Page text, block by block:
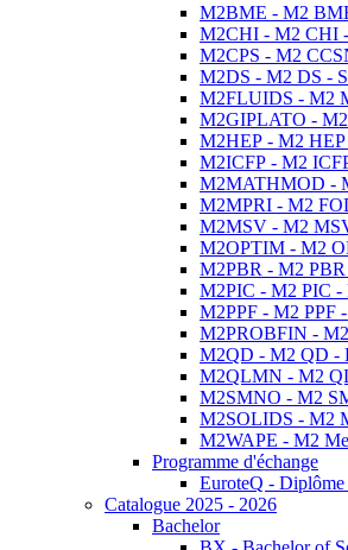
M2BME - M2
M2CHI - M2 CHI -
M2CPS - M2
M2DS - M2 DS -
M2FLUIDS - M2
M2GIPLATO - M2
M2HEP - M2 HEP
M2ICFP - M2
M2MATHMOD -
M2MPRI - M2
M2MSV - M2
M2OPTIM - M2
M2PBR - M2 PBR
M2PIC - M2 PIC -
M2PPF - M2 PPF -
M2PROBFIN - M2
M2QD - M2 QD -
M2QLMN - M2
M2SMNO - M2
M2SOLIDS - M2
M2WAPE - M2
Programme d'échange
EuroteQ - Diplôme
Catalogue 2025 - 2026
Bachelor